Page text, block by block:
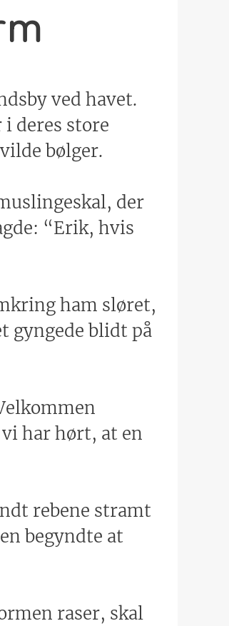
ved havet.
deres store
bølger.
der
“Erik, hvis
ham sløret,
gyngede blidt på
har hørt, at en
rebene stramt
begyndte at
raser, skal